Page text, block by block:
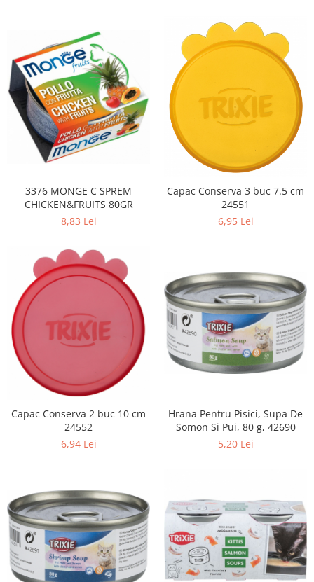
3376 MONGE C SPREM
CHICKEN&FRUITS 80GR
8,83 Lei
Capac Conserva 3 buc 7.5 cm
24551
6,95 Lei
Capac Conserva 2 buc 10 cm
24552
6,94 Lei
Hrana Pentru Pisici, Supa De
Somon Si Pui, 80 g, 42690
5,20 Lei